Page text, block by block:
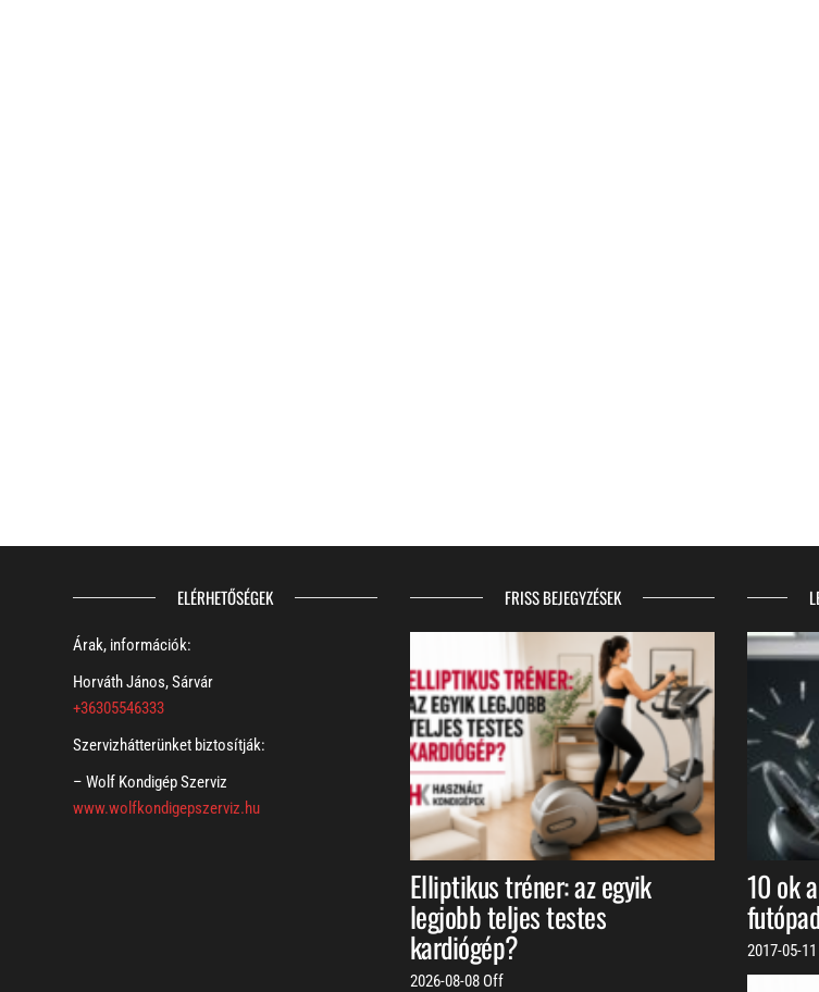
ELÉRHETŐSÉGEK
Árak, információk:
Horváth János, Sárvár
+36305546333
Szervizhátterünket biztosítják:
– Wolf Kondigép Szerviz
www.wolfkondigepszerviz.hu
FRISS BEJEGYZÉSEK
Elliptikus tréner: az egyik
legjobb teljes testes
kardiógép?
2026-08-08 Off
10 ok
2017-05-11